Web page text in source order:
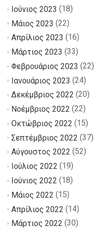
Ιούνιος 2023 (18)
Μάιος 2023 (22)
Απρίλιος 2023 (16)
Μάρτιος 2023 (33)
Φεβρουάριος 2023 (22)
Ιανουάριος 2023 (24)
Δεκέμβριος 2022 (20)
Νοέμβριος 2022 (22)
Οκτώβριος 2022 (15)
Σεπτέμβριος 2022 (37)
Αύγουστος 2022 (52)
Ιούλιος 2022 (19)
Ιούνιος 2022 (18)
Μάιος 2022 (15)
Απρίλιος 2022 (14)
Μάρτιος 2022 (30)